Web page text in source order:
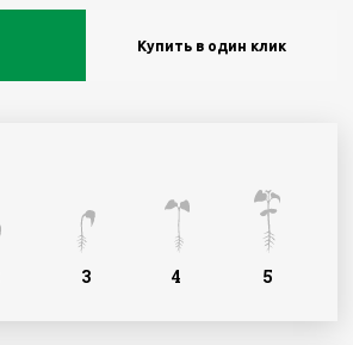
Купить в один клик
5
4
3